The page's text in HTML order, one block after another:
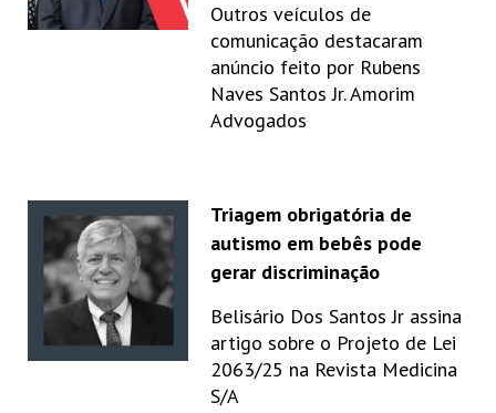
Outros veículos de
comunicação destacaram
anúncio feito por Rubens
Naves Santos Jr. Amorim
Advogados
Triagem obrigatória de
autismo em bebês pode
gerar discriminação
Belisário Dos Santos Jr assina
artigo sobre o Projeto de Lei
2063/25 na Revista Medicina
S/A